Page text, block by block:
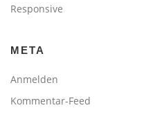
Responsive
META
Anmelden
Kommentar-Feed